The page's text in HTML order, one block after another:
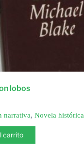
lobos
narrativa, Novela histórica
carrito